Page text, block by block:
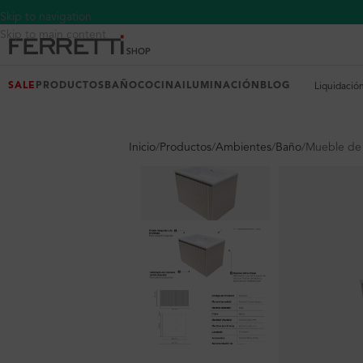
Skip to navigation
Skip to main content
SALE PRODUCTOS BAÑOCOCINA ILUMINACIÓN BLOG Liquidación
Inicio Productos Ambientes Baño Mueble de